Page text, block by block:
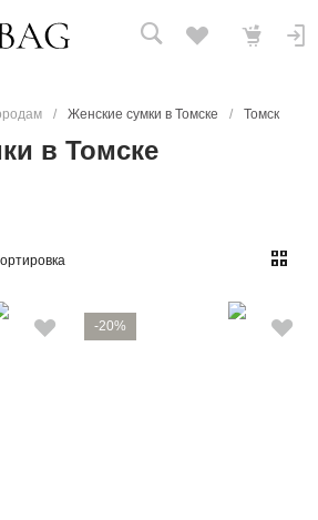
/ Женские сумки в Томске / Томск
в Томске
-20%